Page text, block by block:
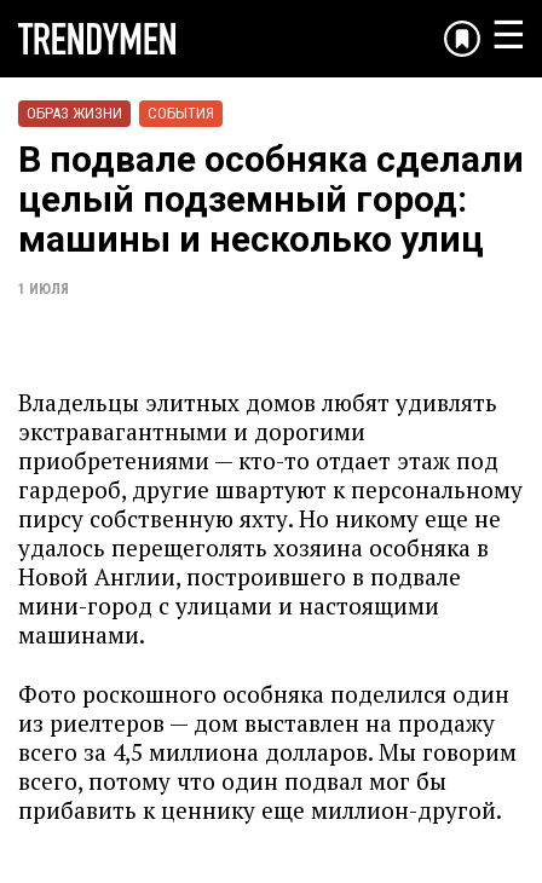
☰
ОБРАЗ ЖИЗНИ СОБЫТИЯ
В подвале особняка сделали
целый подземный город:
машины и несколько улиц
1 ИЮЛЯ
Владельцы элитных домов любят удивлять
экстравагантными и дорогими
приобретениями — кто-то отдает этаж под
гардероб, другие швартуют к персональному
пирсу собственную яхту. Но никому еще не
удалось перещеголять хозяина особняка в
Новой Англии, построившего в подвале
мини-город с улицами и настоящими
машинами.
Фото роскошного особняка поделился один
из риелтеров — дом выставлен на продажу
всего за 4,5 миллиона долларов. Мы говорим
всего, потому что один подвал мог бы
прибавить к ценнику еще миллион-другой.